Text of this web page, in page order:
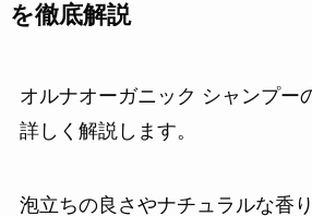
を徹底解説
オルナオーガニック シャンプー
詳しく解説します。
泡立ちの良さやナチュラルな香